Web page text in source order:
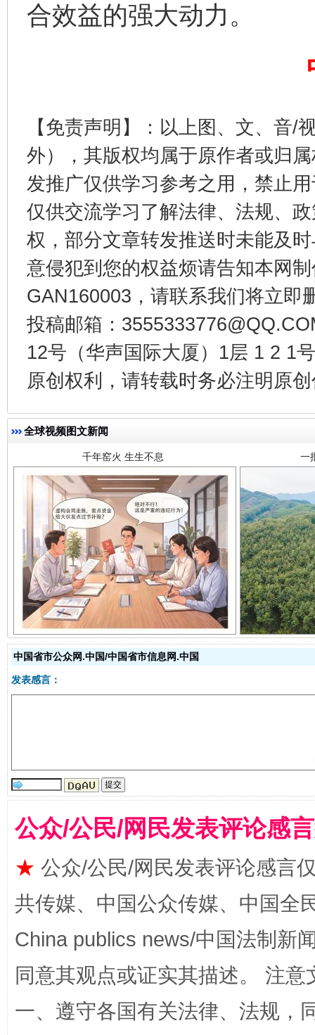
合效益的强大动力。
【免责声明】：以上图、文、音/
外），其版权均属于原作者或归
发推广仅供学习参考之用，禁止
仅供交流学习了解法律、法规、
权，部分文章转发推送时未能及
意侵犯到您的权益烦请告知本网
GAN160003，请联系我们将立即
投稿邮箱：
12号（华声国际大厦）1层 1 2 1
原创权利，请转载时务必注明原
全球视频图文新闻
东山县通报“牛蛙产品抗生素超标问题” 法
千年窑火 生生不息
揭开“小金库”的免责幌子
全民健身五年计划来了！等你上场
中国省市公众网.中国/中国省市信息网.中国
发表感言：
公众/公民/网民发表评论感
★ 公众/公民/网民发表评论感言
共传媒、中国公众传媒、中国全
China publics news/中国法制新
同意其观点或证实其描述。 注
一、遵守各国有关法律、法规，